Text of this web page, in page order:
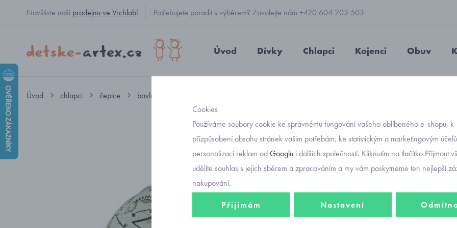
Navštivte naši prodejnu ve Vrchlabí Potřebujete poradit s výběrem? Zavolejte nám +420 604 203 503
Úvod Dívky Chlapci Kojenci Obuv
Úvod chlapci čepice bavlněné
Objednávací
269
Cookies
Používáme soubory cookie ke správnému fungování vašeho oblíbeného e-shopu, k
přizpůsobení obsahu stránek vašim potřebám, ke statistickým a marketingovým
personalizaci reklam odGooglu i dalších společností. Kliknutím na tlačítko Přijmout
udělíte souhlas s jejich sběrem a zpracováním a my vám poskytneme ten nejlepší
nakupování.
Přijímám Nastavení